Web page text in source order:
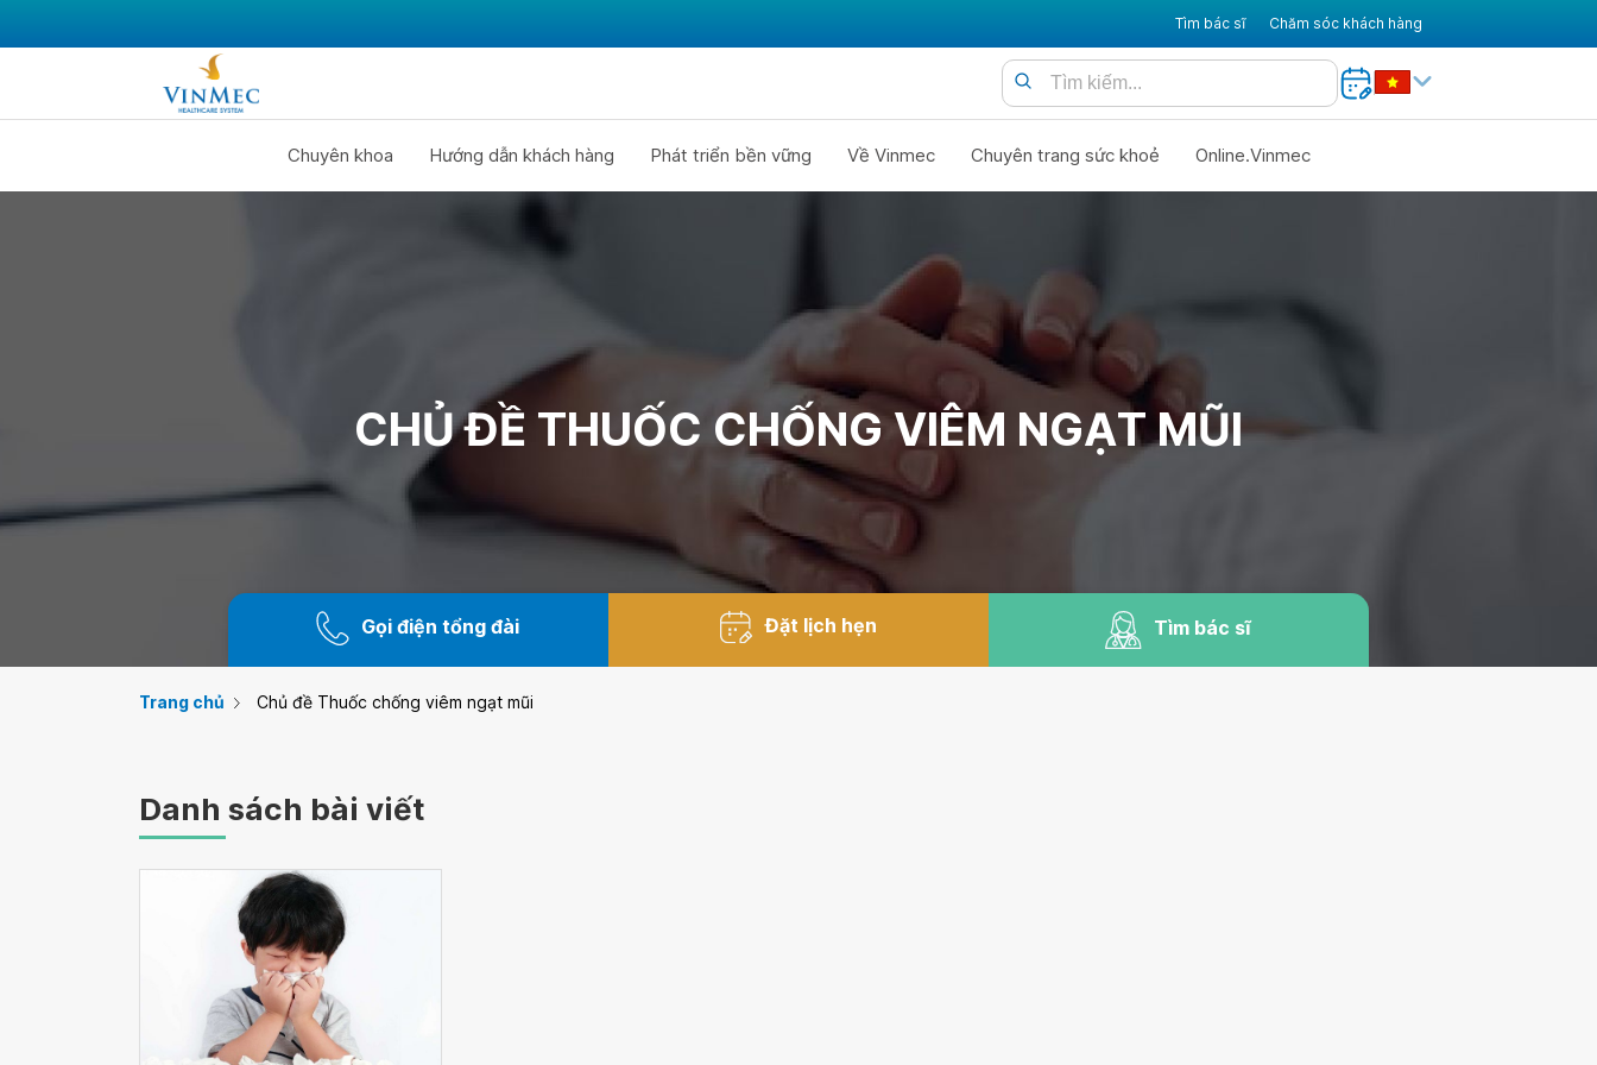
Tìm bác sĩ Chăm sóc khách hàng
Chuyên khoa Hướng dẫn khách hàng Phát triển bền vững Về Vinmec Chuyên trang sức khoẻ Online.Vinmec
CHỦ ĐỀ THUỐC CHỐNG VIÊM NGẠT MŨI
Gọi điện tổng đài Đặt lịch hẹn Tìm bác sĩ
Trang chủ Chủ đề Thuốc chống viêm ngạt mũi
Danh sách bài viết